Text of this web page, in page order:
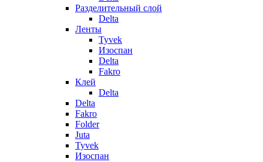
Разделительный слой
Delta
Ленты
Tyvek
Изоспан
Delta
Fakro
Клей
Delta
Delta
Fakro
Folder
Juta
Tyvek
Изоспан